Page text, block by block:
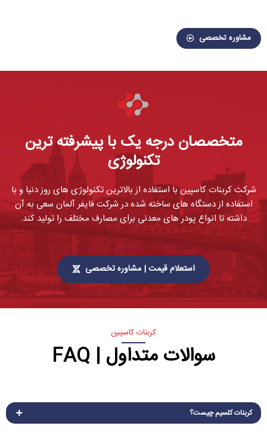
مشاوره تخصصی
متخصصان درجه یک با پیشرفته ترین
تکنولوژی
شرکت کربنات کاسپین با استفاده از بالاترین تکنولوژی های روز دنیا و با
استفاده از دستگاه های ساخته شده در شرکت فایفر آلمان سعی به آن
داشته تا انواع پودر های معدنی برای مصارف مختلف را تولید کند.
استعلام قیمت | مشاوره تخصصی
کربنات کاسپین
سوالات متداول | FAQ
کربنات کلسیم چیست؟